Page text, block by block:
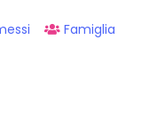
Famiglia